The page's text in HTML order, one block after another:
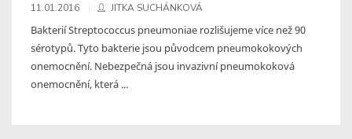
11.01.2016 JITKA SUCHÁNKOVÁ
Bakterií Streptococcus pneumoniae rozlišujeme více než 90
sérotypů. Tyto bakterie jsou původcem pneumokokových
onemocnění. Nebezpečná jsou invazivní pneumokoková
onemocnění, která ...